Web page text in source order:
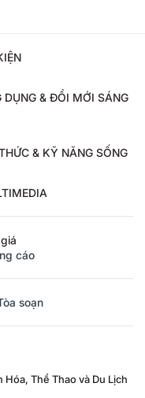
DỤNG & ĐỔI MỚI SÁNG
& KỸ NĂNG SỐNG
cáo
soạn
Hóa, Thể Thao và Du Lịch